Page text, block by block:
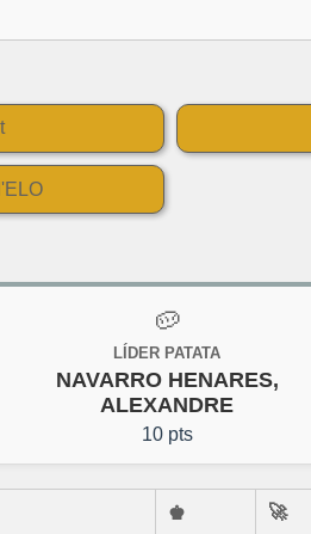
🥔
LÍDER PATATA
NAVARRO HENARES,
ALEXANDRE
10 pts
♚ 🚀